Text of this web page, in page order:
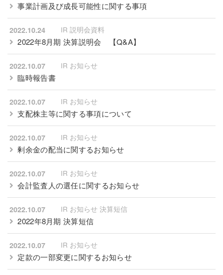
事業計画及び成長可能性に関する事項
2022.10.24 IR 説明会資料
2022年8月期 決算説明会 【Q&A】
2022.10.07 IR お知らせ
臨時報告書
2022.10.07 IR お知らせ
支配株主等に関する事項について
2022.10.07 IR お知らせ
剰余金の配当に関するお知らせ
2022.10.07 IR お知らせ
会計監査人の選任に関するお知らせ
2022.10.07 IR お知らせ 決算短信
2022年8月期 決算短信
2022.10.07 IR お知らせ
定款の一部変更に関するお知らせ